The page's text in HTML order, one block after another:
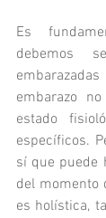
Es
debemos
embarazo
estado
específicos.
sí que puede
del momento
es holística,